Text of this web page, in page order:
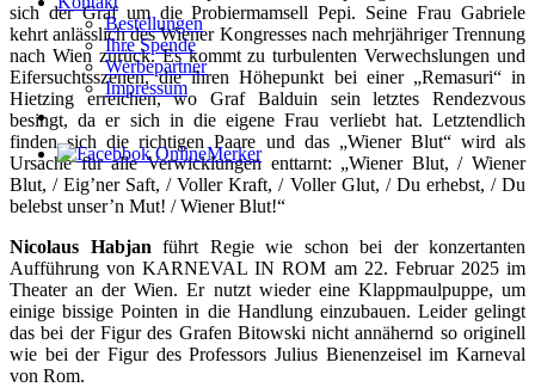
Bestellungen
Ihre Spende
Werbepartner
Impressum
sich der Graf um die Probiermamsell Pepi. Seine Frau Gabriele
kehrt anlässlich des Wiener Kongresses nach mehrjähriger Trennung
nach Wien zurück. Es kommt zu turbulenten Verwechslungen und
Eifersuchtsszenen, die ihren Höhepunkt bei einer „Remasuri“ in
Hietzing erreichen, wo Graf Balduin sein letztes Rendezvous
besingt, da er sich in die eigene Frau verliebt hat. Letztendlich
finden sich die richtigen Paare und das „Wiener Blut“ wird als
Ursache für alle Verwicklungen enttarnt: „Wiener Blut, / Wiener
Blut, / Eig’ner Saft, / Voller Kraft, / Voller Glut, / Du erhebst, / Du
belebst unser’n Mut! / Wiener Blut!“
Nicolaus Habjan führt Regie wie schon bei der konzertanten
Aufführung von KARNEVAL IN ROM am 22. Februar 2025 im
Theater an der Wien. Er nutzt wieder eine Klappmaulpuppe, um
einige bissige Pointen in die Handlung einzubauen. Leider gelingt
das bei der Figur des Grafen Bitowski nicht annähernd so originell
wie bei der Figur des Professors Julius Bienenzeisel im Karneval
von Rom.